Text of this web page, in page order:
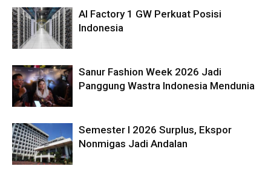
AI Factory 1 GW Perkuat Posisi
Indonesia
Sanur Fashion Week 2026 Jadi
Panggung Wastra Indonesia Mendunia
Semester I 2026 Surplus, Ekspor
Nonmigas Jadi Andalan